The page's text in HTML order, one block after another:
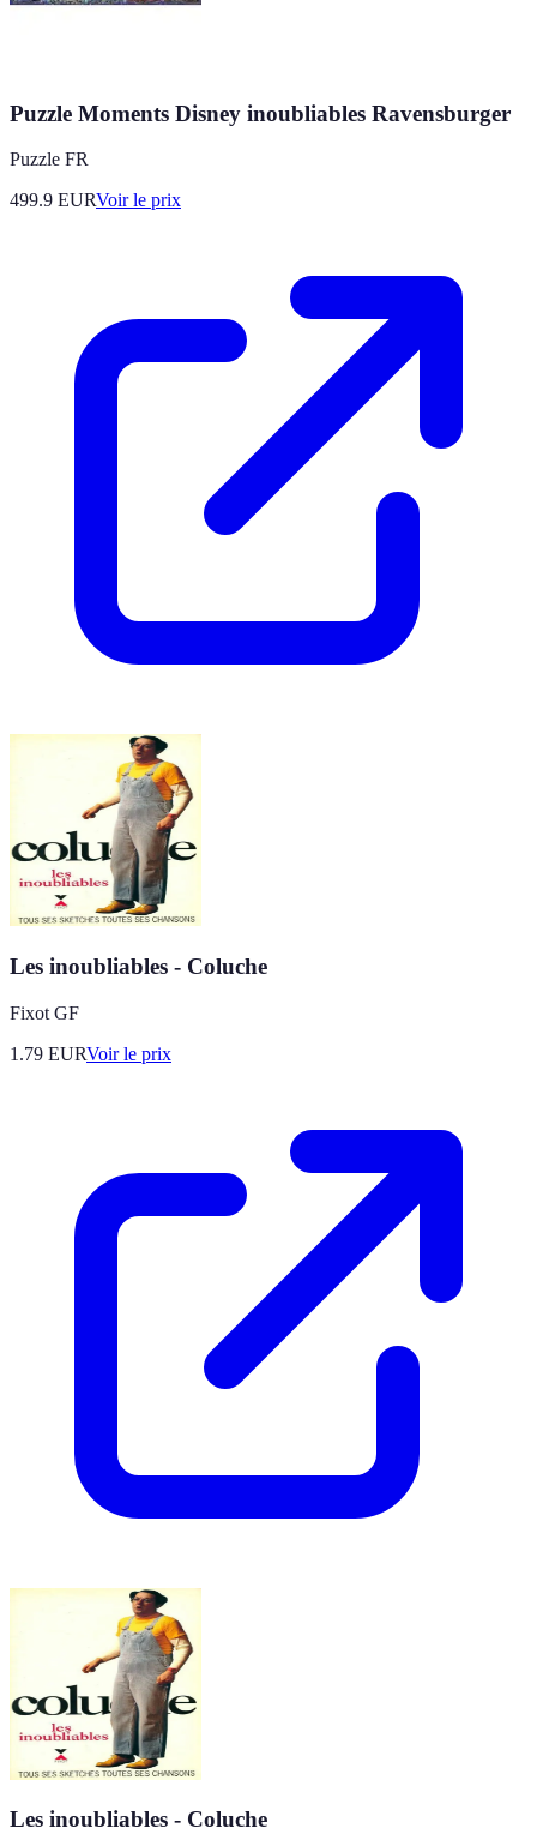
Puzzle Moments Disney inoubliables Ravensburger
Puzzle FR
499.9 EURVoir le prix
Les inoubliables - Coluche
Fixot GF
1.79 EURVoir le prix
Les inoubliables - Coluche